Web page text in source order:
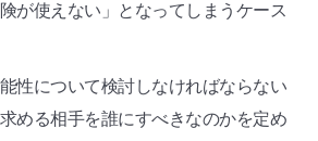
が使えない」となってしまうケース
性について検討しなければならない
める相手を誰にすべきなのかを定め